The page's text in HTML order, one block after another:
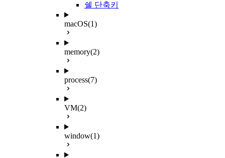
쉘 단축키
macOS(1)
memory(2)
process(7)
VM(2)
window(1)